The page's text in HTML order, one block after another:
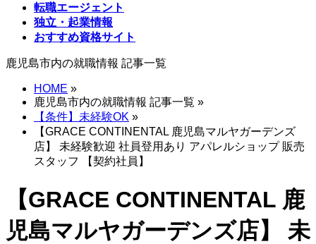
ば
転職エージェント
独立・起業情報
おすすめ資格サイト
鹿児島市内の就職情報 記事一覧
HOME »
鹿児島市内の就職情報 記事一覧 »
【条件】未経験OK »
【GRACE CONTINENTAL 鹿児島マルヤガーデンズ
店】 未経験歓迎 社員登用あり アパレルショップ 販売
スタッフ 【契約社員】
【GRACE CONTINENTAL 鹿
児島マルヤガーデンズ店】 未